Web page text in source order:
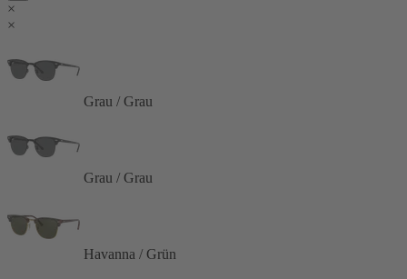
×
×
Grau / Grau
Grau / Grau
Havanna / Grün